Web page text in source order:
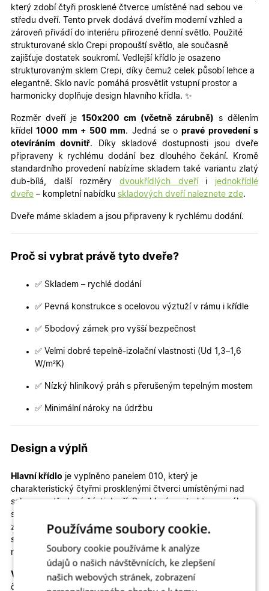
který zdobí čtyři prosklené čtverce umístěné nad sebou ve
středu dveří. Tento prvek dodává dveřím moderní vzhled a
zároveň přivádí do interiéru přirozené denní světlo. Použité
strukturované sklo Crepi propouští světlo, ale současně
zajišťuje dostatek soukromí. Vedlejší křídlo je osazeno
strukturovaným sklem Crepi, díky čemuž celek působí lehce a
elegantně. Sklo navíc pomáhá prosvětlit vstupní prostor a
harmonicky doplňuje design hlavního křídla. ✨
Rozměr dveří je 150x200 cm (včetně zárubně) s dělením
křídel1000 mm + 500 mm. Jedná se opravé provedení s
otevíráním dovnitř. Díky skladové dostupnosti jsou dveře
připraveny k rychlému dodání bez dlouhého čekání. Kromě
standardního provedení nabízíme skladem také variantu zlatý
dub-bílá, další rozměry dvoukřídlých dveříi jednokřídlé
dveře – kompletní nabídku skladových dveří naleznete zde.
Dveře máme skladem a jsou připraveny k rychlému dodání.
Proč si vybrat právě tyto dveře?
✅ Skladem – rychlé dodání
✅ Pevná konstrukce s ocelovou výztuží v rámu i křídle
✅ 5bodový zámek pro vyšší bezpečnost
✅ Velmi dobré tepelně-izolační vlastnosti (Ud 1,3–1,6
W/m²K)
✅ Nízký hliníkový práh s přerušeným tepelným mostem
✅ Minimální nároky na údržbu
Design a výplň
Hlavní křídlo je vyplněno panelem 010, který je
charakteristický čtyřmi prosklenými čtverci umístěnými nad
sebou ve středové části dveří. Prosklení ze strukturovaného
skla Crepi jemně rozptyluje světlo, takže vstupní prostor
zůstává příjemně prosvětlený, aniž by byla narušena míra
soukromí. Tento prvek zároveň dodává dveřím osobitý a
nadčasový vzhled. ✨
Vedlejší křídloje osazeno strukturovaným sklem Crepi, díky
čemuž celek působí lehce a elegantně. Sklo navíc pomáhá
Používáme soubory cookie.
Soubory cookie používáme k analýze
údajů o našich návštěvnících, ke zlepšení
našich webových stránek, zobrazení